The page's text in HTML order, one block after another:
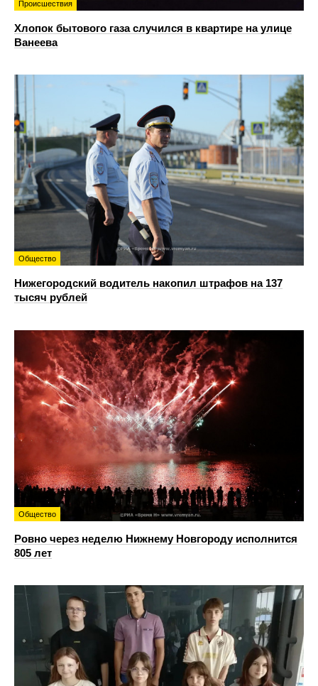
Происшествия
Хлопок бытового газа случился в квартире на улице
Ванеева
Общество
Нижегородский водитель накопил штрафов на 137
тысяч рублей
Общество
Ровно через неделю Нижнему Новгороду исполнится
805 лет